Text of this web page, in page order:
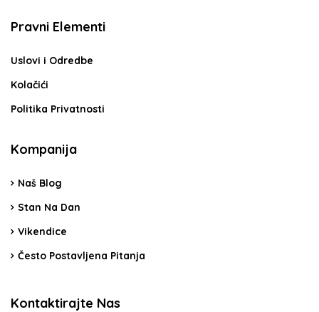
Pravni Elementi
Uslovi i Odredbe
Kolačići
Politika Privatnosti
Kompanija
Naš Blog
Stan Na Dan
Vikendice
Često Postavljena Pitanja
Kontaktirajte Nas